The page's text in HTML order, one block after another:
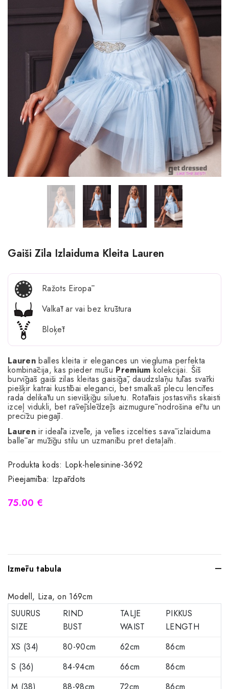
Gaiši Zila Izlaiduma Kleita Lauren
Ražots Eiropā
Valkāt ar vai bez krūštura
Bloķēt
Laurenballes kleita ir elegances un viegluma perfekta
kombinācija, kas pieder mūsu Premium kolekcijai. Šīs
burvīgās gaiši zilas kleitas gaisīgā, daudzslāņu tūlas svārki
piešķir katrai kustībai eleganci, bet smalkās plecu lencītes
rada delikātu un sievišķīgu siluetu. Rotātais jostasvīns skaisti
izceļ vidukli, bet rāvējslēdzējs aizmugurē nodrošina ērtu un
precīzu piegāji.
Laurenir ideāla izvēle, ja vēlies izcelties savā izlaiduma
ballē ar mūžīgu stilu un uzmanību pret detaļām.
Produkta kods: Lopk-helesinine-3692
Pieejamība: Izpārdots
75.00 €
Izmēru tabula
Modell, Liza, on 169cm
SUURUS
SIZE
RIND
BUST
TALJE
WAIST
PIKKUS
LENGTH
XS (34)
80-90cm 62cm
86cm
S (36)
84-94cm 66cm
86cm
M (38)
88-98cm 72cm 86cm